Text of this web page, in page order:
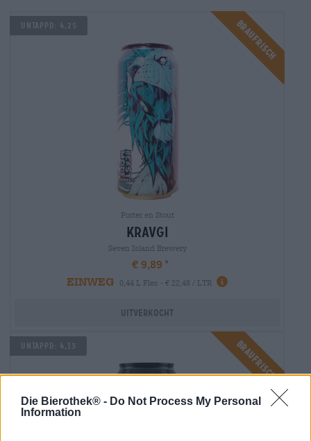
Die Bierothek® - Do Not Process My Personal
Information
Braufrisch
UNTAPPD: 4,25
Porter en Stout
kravgi
Seven Island Brewery
€ 9,89
EINWEG
0,44 L Fles - € 22,48 / LTR
Uitverkocht
Braufrisch
UNTAPPD: 4,13